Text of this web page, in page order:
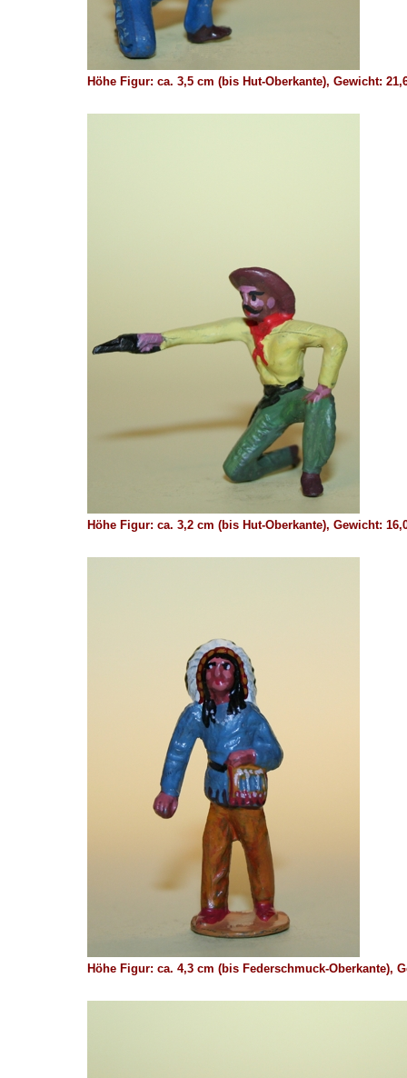
Höhe Figur: ca. 3,5 cm (bis Hut-Oberkante), Gewicht:
Höhe Figur: ca. 3,2 cm (bis Hut-Oberkante), Gewicht:
Höhe Figur: ca. 4,3 cm (bis Federschmuck-Oberkante),